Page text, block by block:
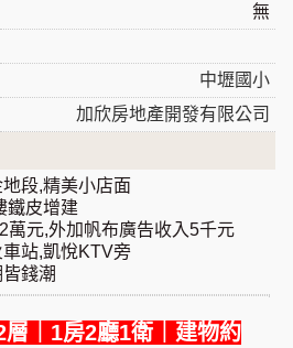
無
中壢國小
加欣房地產開發有限公司
段,精美小店面
鐵皮增建
萬元,外加帆布廣告收入5千元
站,凱悅KTV旁
錢潮
｜1房2廳1衛｜建物約